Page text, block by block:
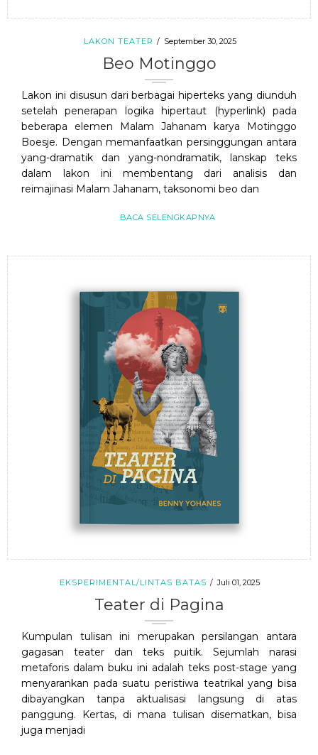
LAKON TEATER September 30, 2025
Beo Motinggo
Lakon ini disusun dari berbagai hiperteks yang diunduh
setelah penerapan logika hipertaut (hyperlink) pada
beberapa elemen Malam Jahanam karya Motinggo
Boesje. Dengan memanfaatkan persinggungan antara
yang-dramatik dan yang-nondramatik, lanskap teks
dalam lakon ini membentang dari analisis dan
reimajinasi Malam Jahanam, taksonomi beo dan
BACA SELENGKAPNYA
EKSPERIMENTAL/LINTAS BATAS Juli 01, 2025
Teater di Pagina
Kumpulan tulisan ini merupakan persilangan antara
gagasan teater dan teks puitik. Sejumlah narasi
metaforis dalam buku ini adalah teks post-stage yang
menyarankan pada suatu peristiwa teatrikal yang bisa
dibayangkan tanpa aktualisasi langsung di atas
panggung. Kertas, di mana tulisan disematkan, bisa
juga menjadi